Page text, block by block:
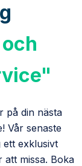
på din nästa
Vår senaste
ett exklusivt
missa. Boka